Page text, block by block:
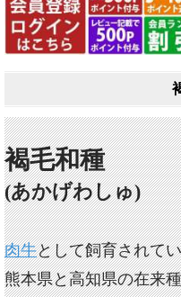
褐毛和種
(あかげわしゅ)
肉牛として飼育されて
熊本県と高知県の在来